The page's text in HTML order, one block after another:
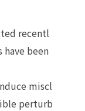
recentl
been
miscl
perturb